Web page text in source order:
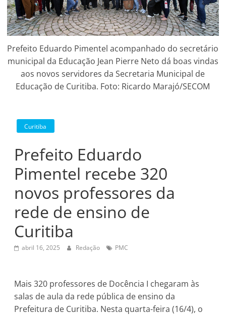
Prefeito Eduardo Pimentel acompanhado do secretário
municipal da Educação Jean Pierre Neto dá boas vindas
aos novos servidores da Secretaria Municipal de
Educação de Curitiba. Foto: Ricardo Marajó/SECOM
Curitiba
Prefeito Eduardo
Pimentel recebe 320
novos professores da
rede de ensino de
Curitiba
abril 16, 2025 Redação PMC
Mais 320 professores de Docência I chegaram às
salas de aula da rede pública de ensino da
Prefeitura de Curitiba. Nesta quarta-feira (16/4), o